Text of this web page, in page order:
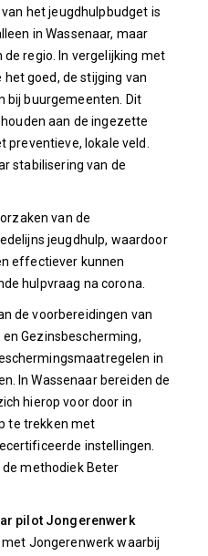
het jeugdhulpbudget is
in Wassenaar, maar
regio. In vergelijking met
goed, de stijging van
bij buurgemeenten. Dit
aan de ingezette
preventieve, lokale veld.
stabilisering van de
van de
jeugdhulp, waardoor
effectiever kunnen
hulpvraag na corona.
de voorbereidingen van
Gezinsbescherming,
in
In Wassenaar bereiden de
hierop voor door in
te trekken met
instellingen.
de methodiek Beter
pilot Jongerenwerk
Jongerenwerk waarbij